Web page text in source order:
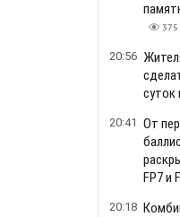
375
20:56
суток
20:41 От
FP7 и
20:18